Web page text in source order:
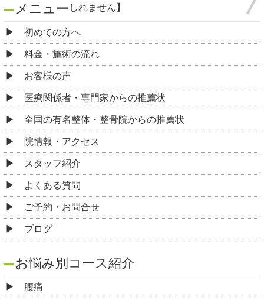
しれません】
メニュー
初めての方へ
料金・施術の流れ
お客様の声
医療関係者・専門家からの推薦状
全国の有名整体・整骨院からの推薦状
院情報・アクセス
スタッフ紹介
よくある質問
ご予約・お問合せ
ブログ
お悩み別コース紹介
腰痛